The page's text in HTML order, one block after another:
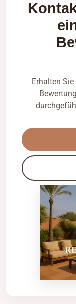
Erhalten